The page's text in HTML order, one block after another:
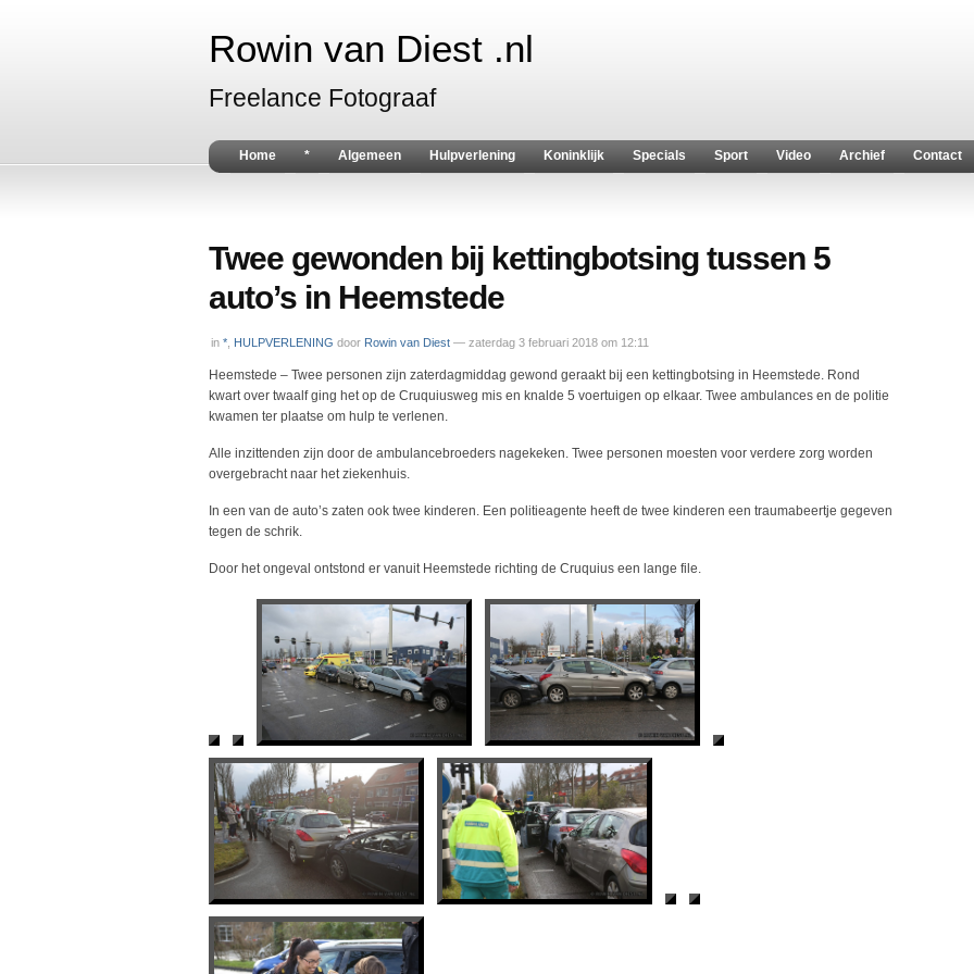
Rowin van Diest .nl
Freelance Fotograaf
Home * Algemeen Hulpverlening Koninklijk Specials Sport Video Archief Contact
Twee gewonden bij kettingbotsing tussen 5
auto’s in Heemstede
in * HULPVERLENING door Rowin van Diest — zaterdag 3 februari 2018 om 12:11
Heemstede – Twee personen zijn zaterdagmiddag gewond geraakt bij een kettingbotsing in Heemstede. Rond
kwart over twaalf ging het op de Cruquiusweg mis en knalde 5 voertuigen op elkaar. Twee ambulances en de politie
kwamen ter plaatse om hulp te verlenen.
Alle inzittenden zijn door de ambulancebroeders nagekeken. Twee personen moesten voor verdere zorg worden
overgebracht naar het ziekenhuis.
In een van de auto’s zaten ook twee kinderen. Een politieagente heeft de twee kinderen een traumabeertje gegeven
tegen de schrik.
Door het ongeval ontstond er vanuit Heemstede richting de Cruquius een lange file.